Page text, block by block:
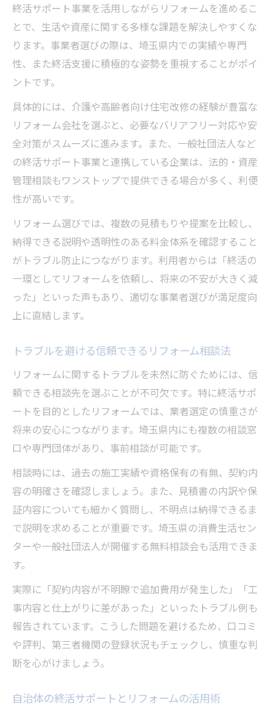
終活サポートとリフォームのバリアフリー
対応
自治体の終活支援とバリアフリーリフォー
ー計画
埼玉県で進める暮らしやすい終活準備の秘訣
リフォームで始める埼玉県の終活サポート
活用法
暮らしやすさを重視したリフォーム終活の
終活サポート事業とリフォーム相談の進め
自治体支援を活用したリフォーム終活準備
術
リフォームで叶える老後の住まい不安解消
人生の再設計に役立つリフォーム活用術
リフォームで叶える安心な人生再設計のす
すめ
終活サポートとリフォームの効果的な連携
方法
リフォームで実現する新しい暮らしと将来
設計
自治体の終活支援とリフォームのメリット
解説
トラブルを防ぐためのリフォーム活用ポイ
ント
終活サポート事業を活用しながらリフォームを進めるこ
とで、生活や資産に関する多様な課題を解決しやすくな
ります。事業者選びの際は、埼玉県内での実績や専門
性、また終活支援に積極的な姿勢を重視することがポイ
ントです。
具体的には、介護や高齢者向け住宅改修の経験が豊富な
リフォーム会社を選ぶと、必要なバリアフリー対応や安
全対策がスムーズに進みます。また、一般社団法人など
の終活サポート事業と連携している企業は、法的・資産
管理相談もワンストップで提供できる場合が多く、利便
性が高いです。
リフォーム選びでは、複数の見積もりや提案を比較し、
納得できる説明や透明性のある料金体系を確認すること
がトラブル防止につながります。利用者からは「終活の
一環としてリフォームを依頼し、将来の不安が大きく減
った」といった声もあり、適切な事業者選びが満足度向
上に直結します。
トラブルを避ける信頼できるリフォーム相談法
リフォームに関するトラブルを未然に防ぐためには、信
頼できる相談先を選ぶことが不可欠です。特に終活サポ
ートを目的としたリフォームでは、業者選定の慎重さが
将来の安心につながります。埼玉県内にも複数の相談窓
口や専門団体があり、事前相談が可能です。
相談時には、過去の施工実績や資格保有の有無、契約内
容の明確さを確認しましょう。また、見積書の内訳や保
証内容についても細かく質問し、不明点は納得できるま
で説明を求めることが重要です。埼玉県の消費生活セン
ターや一般社団法人が開催する無料相談会も活用できま
す。
実際に「契約内容が不明瞭で追加費用が発生した」「工
事内容と仕上がりに差があった」といったトラブル例も
報告されています。こうした問題を避けるため、口コミ
や評判、第三者機関の登録状況もチェックし、慎重な判
断を心がけましょう。
自治体の終活サポートとリフォームの活用術